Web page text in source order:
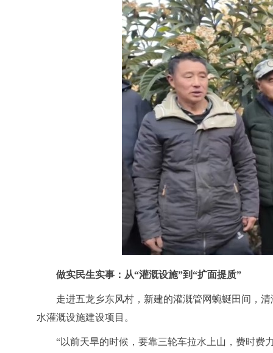
做实民生实事：从“灌溉设施”到“扩面提质”
走进五龙乡东风村，新建的灌溉管网蜿蜒田间，
水灌溉设施建设项目。
“以前天旱的时候，要靠三轮车拉水上山，费时费